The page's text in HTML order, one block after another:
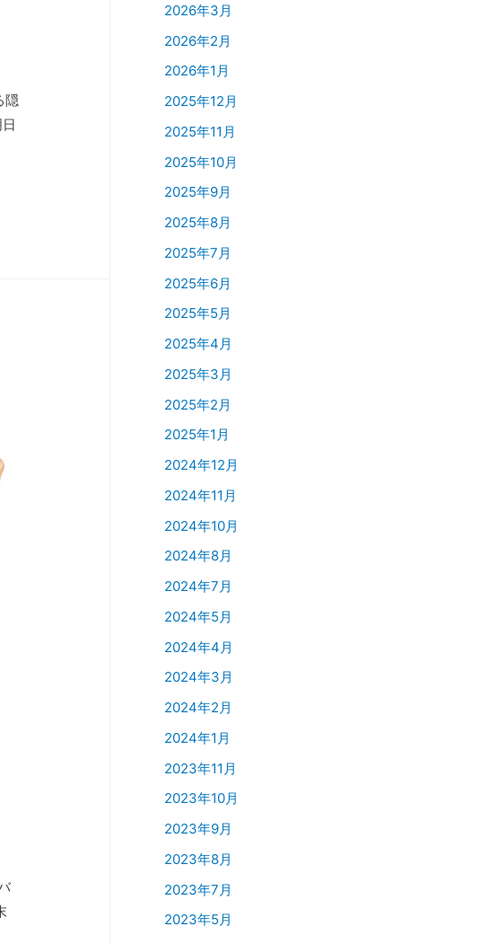
隠
2026年3月
2026年2月
2026年1月
2025年12月
2025年11月
2025年10月
2025年9月
2025年8月
2025年7月
2025年6月
2025年5月
2025年4月
2025年3月
2025年2月
2025年1月
2024年12月
2024年11月
2024年10月
2024年8月
2024年7月
2024年5月
2024年4月
2024年3月
2024年2月
2024年1月
2023年11月
2023年10月
2023年9月
2023年8月
2023年7月
2023年5月